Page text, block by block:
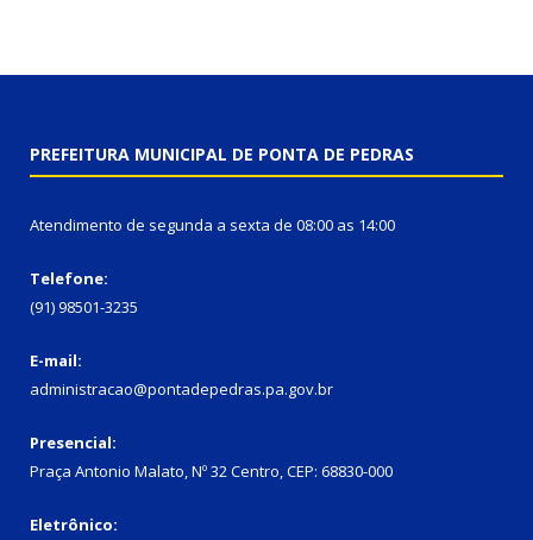
PREFEITURA MUNICIPAL DE PONTA DE PEDRAS
Atendimento de segunda a sexta de 08:00 as 14:00
Telefone:
(91) 98501-3235
E-mail:
administracao@pontadepedras.pa.gov.br
Presencial:
Praça Antonio Malato, Nº 32 Centro, CEP: 68830-000
Eletrônico: